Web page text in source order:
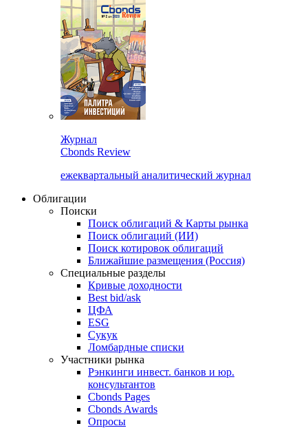
Журнал
Cbonds Review
ежеквартальный аналитический журнал
Облигации
Поиски
Поиск облигаций & Карты рынка
Поиск облигаций (ИИ)
Поиск котировок облигаций
Ближайшие размещения (Россия)
Специальные разделы
Кривые доходности
Best bid/ask
ЦФА
ESG
Сукук
Ломбардные списки
Участники рынка
Рэнкинги инвест. банков и юр.
консультантов
Cbonds Pages
Cbonds Awards
Опросы